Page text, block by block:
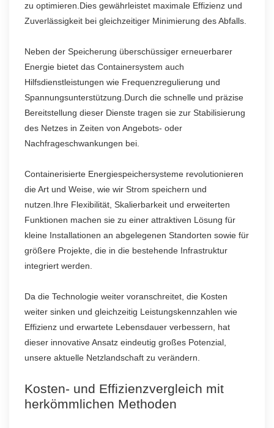
zu optimieren.Dies gewährleistet maximale Effizienz und
Zuverlässigkeit bei gleichzeitiger Minimierung des Abfalls.
Neben der Speicherung überschüssiger erneuerbarer
Energie bietet das Containersystem auch
Hilfsdienstleistungen wie Frequenzregulierung und
Spannungsunterstützung.Durch die schnelle und präzise
Bereitstellung dieser Dienste tragen sie zur Stabilisierung
des Netzes in Zeiten von Angebots- oder
Nachfrageschwankungen bei.
Containerisierte Energiespeichersysteme revolutionieren
die Art und Weise, wie wir Strom speichern und
nutzen.Ihre Flexibilität, Skalierbarkeit und erweiterten
Funktionen machen sie zu einer attraktiven Lösung für
kleine Installationen an abgelegenen Standorten sowie für
größere Projekte, die in die bestehende Infrastruktur
integriert werden.
Da die Technologie weiter voranschreitet, die Kosten
weiter sinken und gleichzeitig Leistungskennzahlen wie
Effizienz und erwartete Lebensdauer verbessern, hat
dieser innovative Ansatz eindeutig großes Potenzial,
unsere aktuelle Netzlandschaft zu verändern.
Kosten- und Effizienzvergleich mit
herkömmlichen Methoden